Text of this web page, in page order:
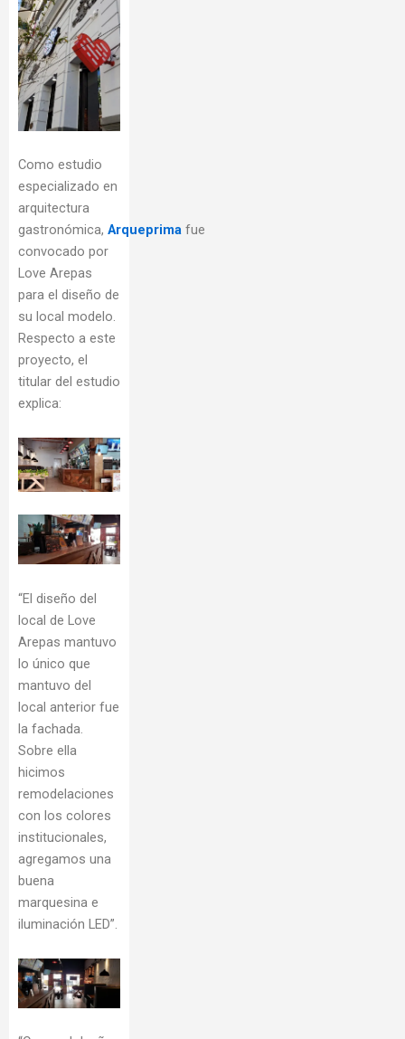
Como estudio
especializado en
arquitectura
gastronómica, Arqueprima fue
convocado por
Love Arepas
para el diseño de
su local modelo.
Respecto a este
proyecto, el
titular del estudio
explica:
“El diseño del
local de Love
Arepas mantuvo
lo único que
mantuvo del
local anterior fue
la fachada.
Sobre ella
hicimos
remodelaciones
con los colores
institucionales,
agregamos una
buena
marquesina e
iluminación LED”.